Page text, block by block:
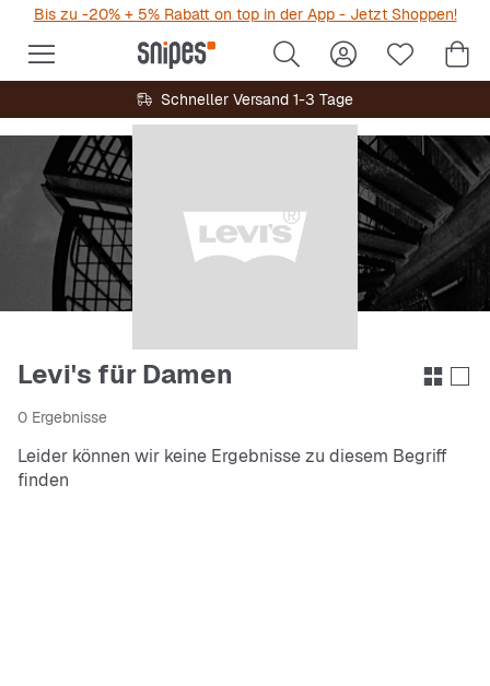
Bis zu -20% + 5% Rabatt on top in der App - Jetzt Shoppen!
Schneller Versand 1-3 Tage
Levi's für Damen
0 Ergebnisse
Leider können wir keine Ergebnisse zu diesem Begriff
finden